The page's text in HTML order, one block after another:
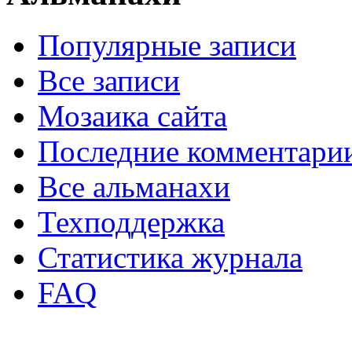
Популярные записи
Все записи
Мозаика сайта
Последние
Все альманахи
Техподдержка
Статистика журнала
FAQ